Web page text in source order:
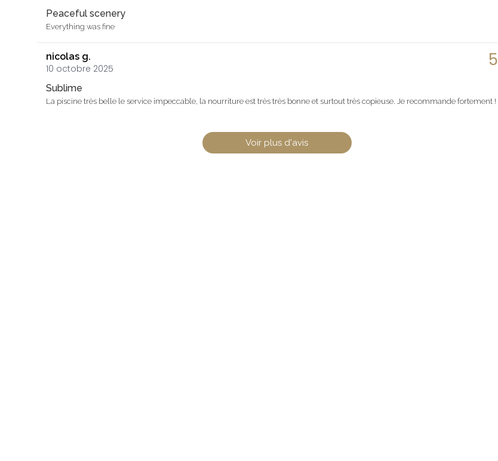
Peaceful scenery
Everything was fine
nicolas g.
10 octobre 2025 5
Sublime
La piscine très belle le service impeccable, la nourriture est très très bonne et surtout très copieuse. Je recommande fortement !
Voir plus d'avis